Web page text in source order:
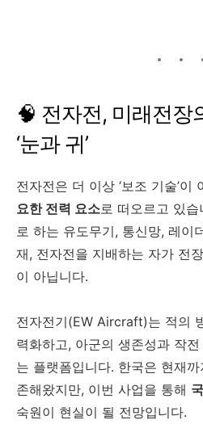
🧠 전자전, 미래전장
‘눈과 귀’
전자전은 더 이상 ‘보조 기술’이
요한 전력 요소로 떠오르고 있
로 하는 유도무기, 통신망, 레이
재, 전자전을 지배하는 자가 전
이 아닙니다.
전자전기(EW Aircraft)는 적의
력화하고, 아군의 생존성과 작
는 플랫폼입니다. 한국은 현재
존해왔지만, 이번 사업을 통해
숙원이 현실이 될 전망입니다.